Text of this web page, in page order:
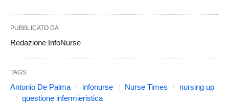
PUBBLICATO DA
Redazione InfoNurse
TAGS:
Antonio De Palma infonurse Nurse Times
nursing up
questione infermieristica